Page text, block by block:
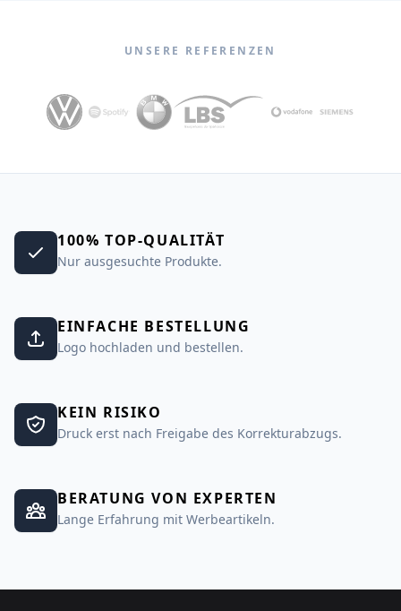
UNSERE REFERENZEN
100% TOP-QUALITÄT
Nur ausgesuchte Produkte.
EINFACHE BESTELLUNG
Logo hochladen und bestellen.
KEIN RISIKO
Druck erst nach Freigabe des Korrekturabzugs.
BERATUNG VON EXPERTEN
Lange Erfahrung mit Werbeartikeln.